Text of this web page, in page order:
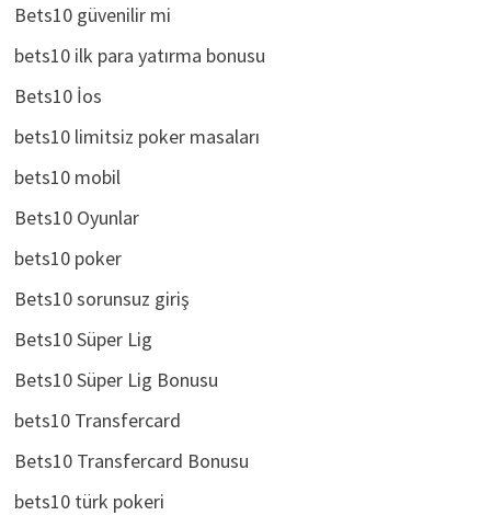
Bets10 güvenilir mi
bets10 ilk para yatırma bonusu
Bets10 İos
bets10 limitsiz poker masaları
bets10 mobil
Bets10 Oyunlar
bets10 poker
Bets10 sorunsuz giriş
Bets10 Süper Lig
Bets10 Süper Lig Bonusu
bets10 Transfercard
Bets10 Transfercard Bonusu
bets10 türk pokeri